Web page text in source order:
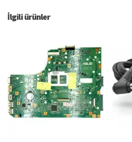
İlgili ürünler